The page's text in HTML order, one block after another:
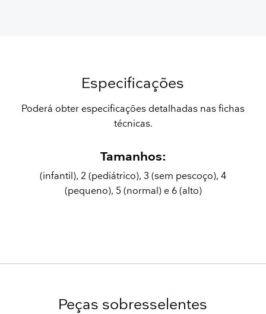
Especificações
Poderá obter especificações detalhadas nas fichas
técnicas.
Tamanhos:
(infantil), 2 (pediátrico), 3 (sem pescoço), 4
(pequeno), 5 (normal) e 6 (alto)
Peças sobresselentes